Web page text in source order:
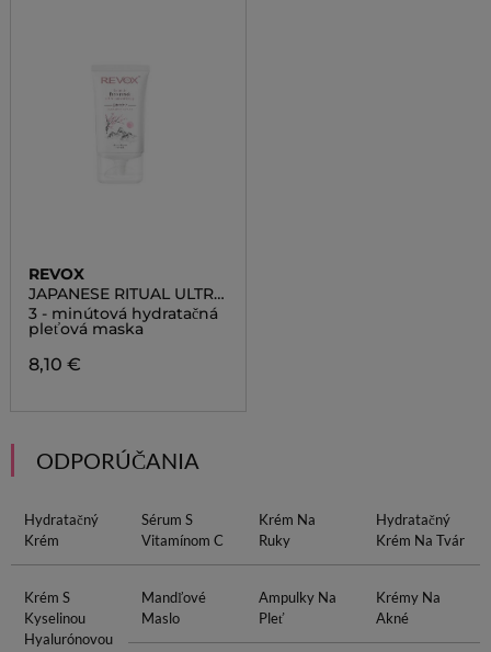
REVOX
JAPANESE RITUAL ULTRA
MOISURIZING 3 - MINUTE
FACE MASK
3 - minútová hydratačná
pleťová maska
8,10 €
ODPORÚČANIA
Hydratačný
Krém
Sérum S
Vitamínom C
Krém Na
Ruky
Hydratačný
Krém Na Tvár
Krém S
Kyselinou
Hyalurónovou
Mandľové
Maslo
Ampulky Na
Pleť
Krémy Na
Akné